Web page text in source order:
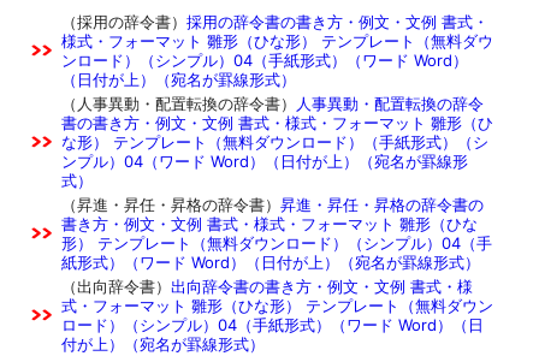
（採用の辞令書） 採用の辞令書の書き方・例文・文例 書式・
様式・フォーマット 雛形（ひな形） テンプレート（無料ダウ
ンロード）（シンプル）04（手紙形式）（ワード Word）
（日付が上）（宛名が罫線形式）
（人事異動・配置転換の辞令書）
人事異動・配置転換の辞令
書の書き方・例文・文例 書式・様式・フォーマット 雛形（ひ
な形） テンプレート（無料ダウンロード）（手紙形式）（シ
ンプル）04（ワード Word）（日付が上）（宛名が罫線形
式）
（昇進・昇任・昇格の辞令書） 昇進・昇任・昇格の辞令書の
書き方・例文・文例 書式・様式・フォーマット 雛形（ひな
形） テンプレート（無料ダウンロード）（シンプル）04（手
紙形式）（ワード Word）（日付が上）（宛名が罫線形式）
（出向辞令書） 出向辞令書の書き方・例文・文例 書式・様
式・フォーマット 雛形（ひな形） テンプレート（無料ダウン
ロード）（シンプル）04（手紙形式）（ワード Word）（日
付が上）（宛名が罫線形式）